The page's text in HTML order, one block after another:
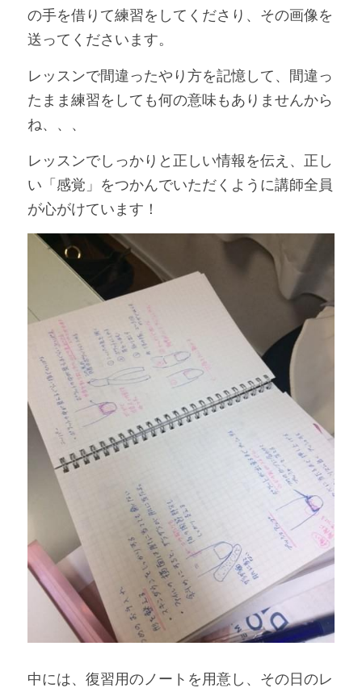
の手を借りて練習をしてくださり、その画像を
送ってくださいます。
レッスンで間違ったやり方を記憶して、間違っ
たまま練習をしても何の意味もありませんから
ね、、、
レッスンでしっかりと正しい情報を伝え、正し
い「感覚」をつかんでいただくように講師全員
が心がけています！
中には、復習用のノートを用意し、その日のレ